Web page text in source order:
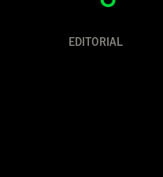
EDITORIAL